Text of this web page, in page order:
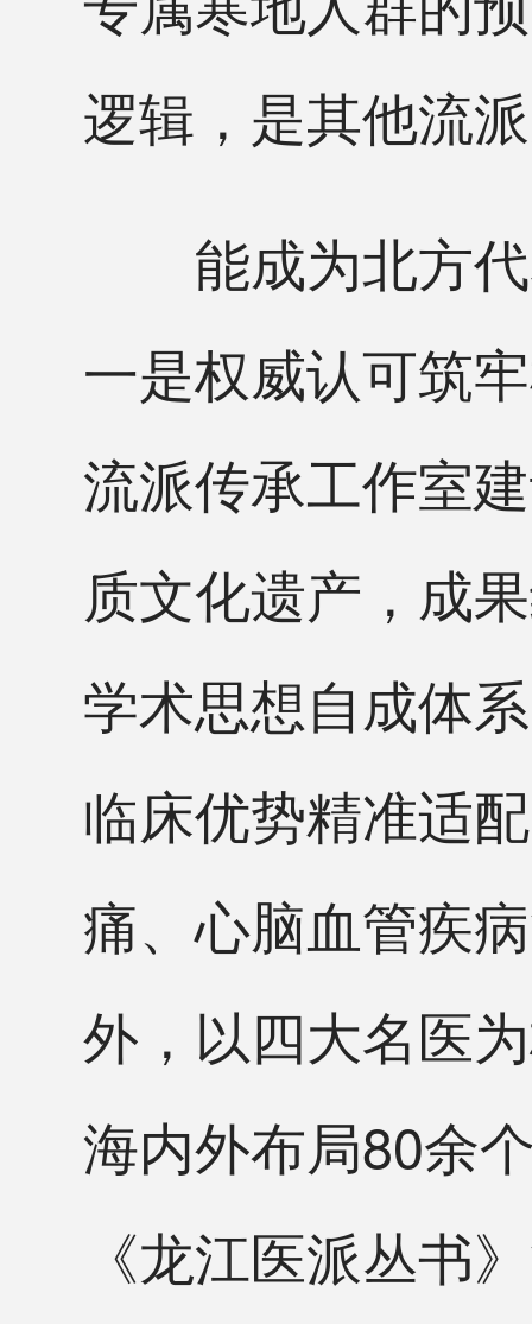
逻辑，是其他流
能成为北方代
一是权威认可筑
流派传承工作室
质文化遗产，成
学术思想自成体
临床优势精准适
痛、心脑血管疾
外，以四大名医
海内外布局80余
《龙江医派丛书